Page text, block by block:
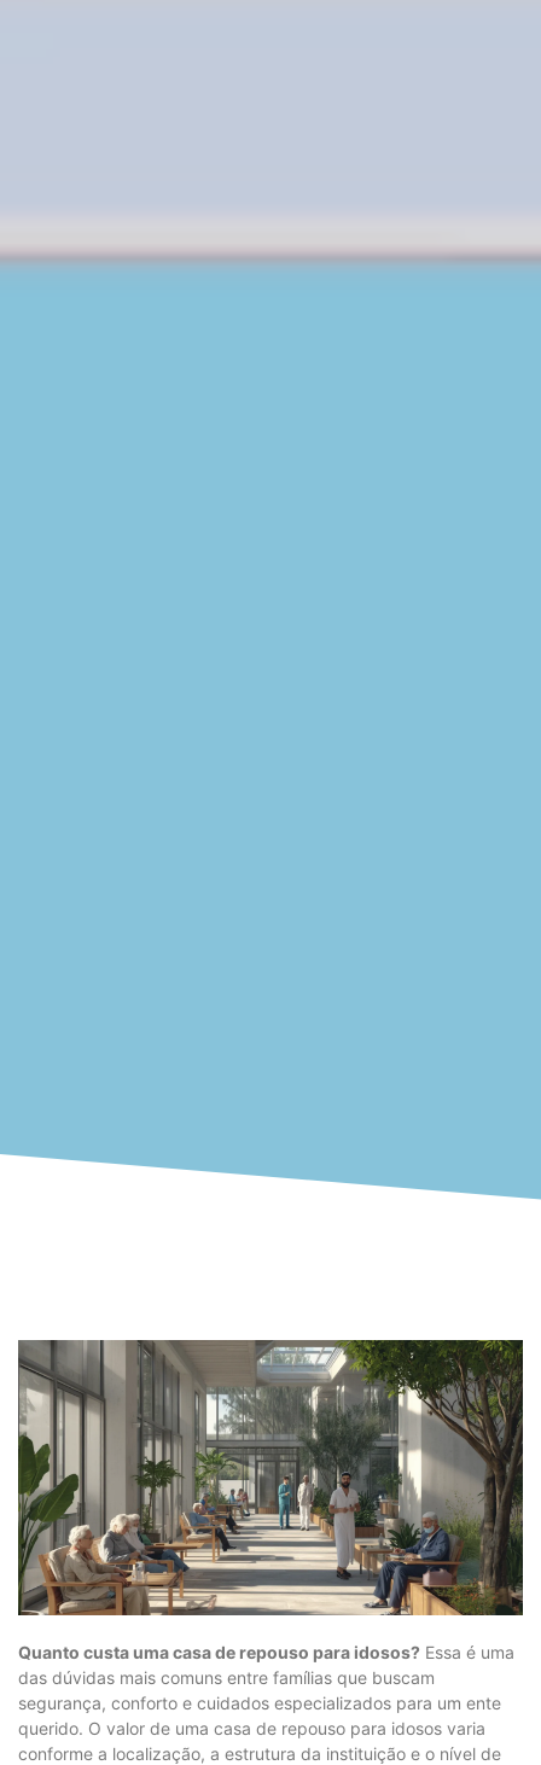
Quanto custa uma casa de repouso para idosos? Essa é uma
das dúvidas mais comuns entre famílias que buscam
segurança, conforto e cuidados especializados para um ente
querido. O valor de uma casa de repouso para idosos varia
conforme a localização, a estrutura da instituição e o nível de